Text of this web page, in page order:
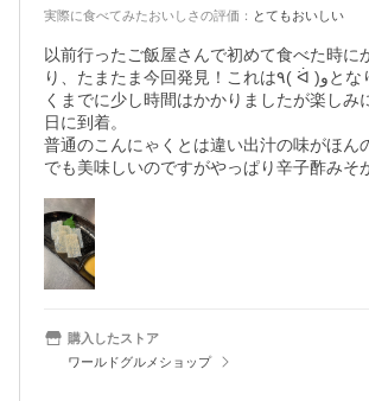
実際に食べてみたおいしさの評価 ： とてもおいしい
以前行ったご飯屋さんで初めて食べた時に
り、たまたま今回発見！これは٩( ᐛ )وとなりすぐに注文‼︎届
くまでに少し時間はかかりましたが楽しみ
日に到着。
普通のこんにゃくとは違い出汁の味がほん
でも美味しいのですがやっぱり辛子酢みそ
購入したストア
ワールドグルメショップ